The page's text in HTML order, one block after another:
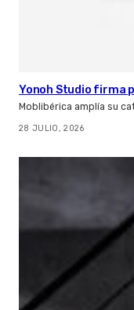
Yonoh Studio firma
Moblibérica amplía su
28 JULIO, 2026